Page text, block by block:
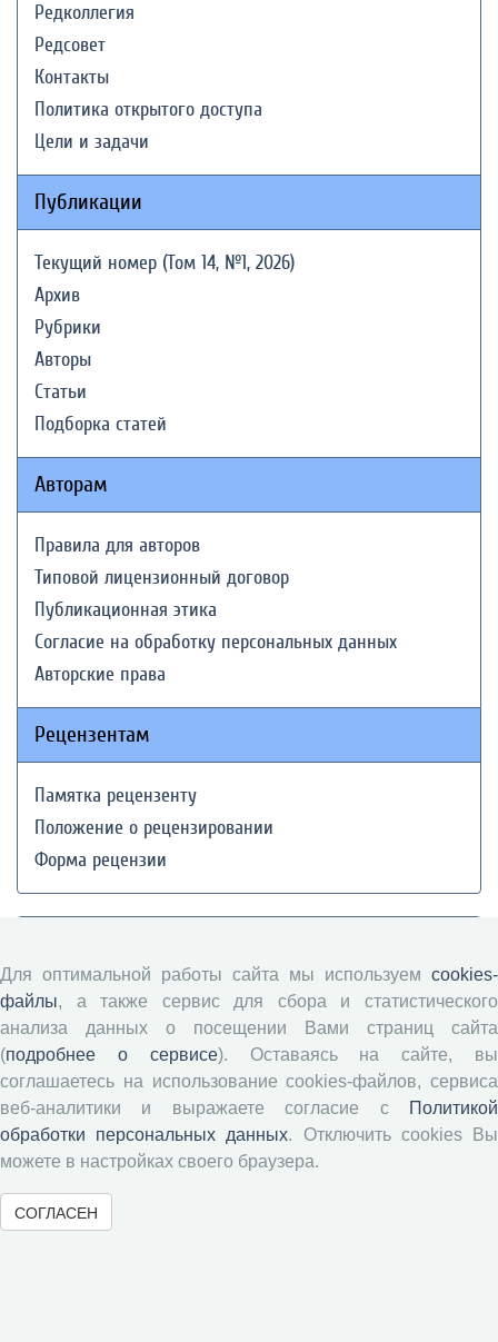
Редколлегия
Редсовет
Контакты
Политика открытого доступа
Цели и задачи
Публикации
Текущий номер (Том 14, №1, 2026)
Архив
Рубрики
Авторы
Статьи
Подборка статей
Авторам
Правила для авторов
Типовой лицензионный договор
Публикационная этика
Согласие на обработку персональных данных
Авторские права
Рецензентам
Памятка рецензенту
Положение о рецензировании
Форма рецензии
Экономические и социальные перемены
Проблемы развития территории
Вопросы территориального развития
Юный экономист
АгроЗооТехника
Для оптимальной работы сайта мы используем cookies-
файлы, а также сервис для сбора и статистического
анализа данных о посещении Вами страниц сайта
(подробнее о сервисе). Оставаясь на сайте, вы
соглашаетесь на использование cookies-файлов, сервиса
веб-аналитики и выражаете согласие с
Политикой
обработки персональных данных. Отключить cookies Вы
можете в настройках своего браузера.
СОГЛАСЕН